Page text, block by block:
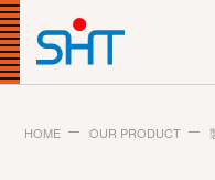
HOME OUR PRODUCT